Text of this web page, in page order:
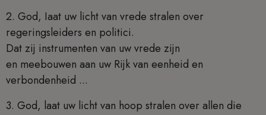
2. God, Iaat uw licht van vrede stralen over
regeringsleiders en politici.
Dat zij instrumenten van uw vrede zijn
en meebouwen aan uw Rijk van eenheid en
verbondenheid ...
3. God, laat uw licht van hoop stralen over allen die